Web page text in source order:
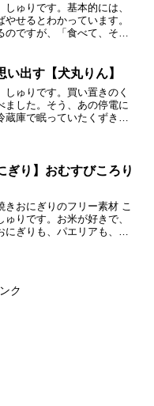
しゅりです。基本的には、
やせるとわかっています。
のですが、「食べて、そし
イエット、ありましたよね
け」食べてやせ...
い出す【犬丸りん】
しゅりです。買い置きのく
ました。そう、あの停電に
蔵庫で眠っていたくずき
かでした。あ...
ぎり】おむすびころり
きおにぎりのフリー素材 こ
ゅりです。お米が好きで、
にぎりも、パエリアも、ピ
ク